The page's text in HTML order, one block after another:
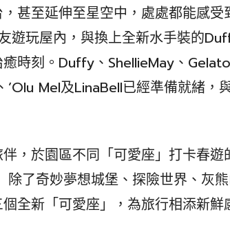
甚至延伸至星空中，處處都能感
遊玩屋內，與換上全新水手裝的
時刻。Duffy、ShellieMay、
Mel及LinaBell已經準備就緒，
，於園區不同「可愛座」打卡春遊
除了奇妙夢想城堡、探險世界、灰
全新「可愛座」，為旅行相添新鮮